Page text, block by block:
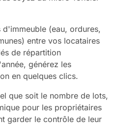
(eau, ordures,
entre vos locataires
de répartition
générez les
en quelques clics.
que soit le nombre de lots,
pour les propriétaires
garder le contrôle de leur